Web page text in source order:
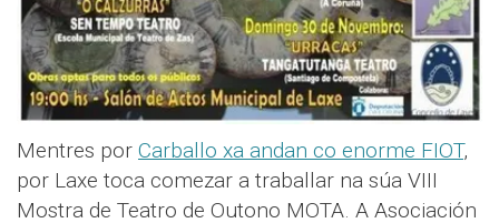
Mentres por Carballo xa andan co enorme FIOT,
por Laxe toca comezar a traballar na súa VIII
Mostra de Teatro de Outono MOTA. A Asociación